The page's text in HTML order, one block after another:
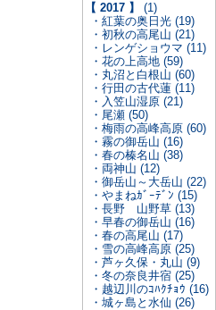
【 2017 】
(1)
・紅葉の奥日光 (19)
・初秋の高尾山 (21)
・レンゲショウマ (11)
・花の上高地 (59)
・丸沼と白根山 (60)
・行田の古代蓮 (11)
・入笠山湿原 (21)
・尾瀬 (50)
・梅雨の高峰高原 (60)
・霧の御岳山 (16)
・春の榛名山 (38)
・両神山 (12)
・御岳山～大岳山 (22)
・やまねｶﾞｰﾃﾞﾝ (15)
・長野 山野草 (13)
・早春の御岳山 (16)
・春の高尾山 (17)
・雪の高峰高原 (25)
・芦ヶ久保・丸山 (9)
・冬の奈良井宿 (25)
・越辺川のｺﾊｸﾁｮｳ (16)
・城ヶ島と水仙 (26)